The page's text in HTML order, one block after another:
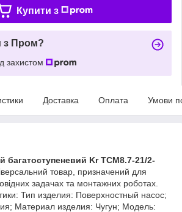
Купити з
з Пром?
захистом
Доставка Оплата Умови
багатоступеневий Kr TCM8.7-21/2-
товар, призначений для
задачах та монтажних роботах.
Тип изделия: Поверхностный насос;
Материал изделия: Чугун; Мoдель: